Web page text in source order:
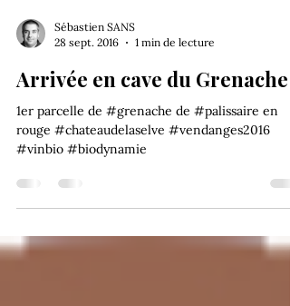
28 sept. 2016
1 min de lecture
Arrivée en cave du Grenache !
1er parcelle de #grenache de #palissaire en
#vinbio #biodynamie